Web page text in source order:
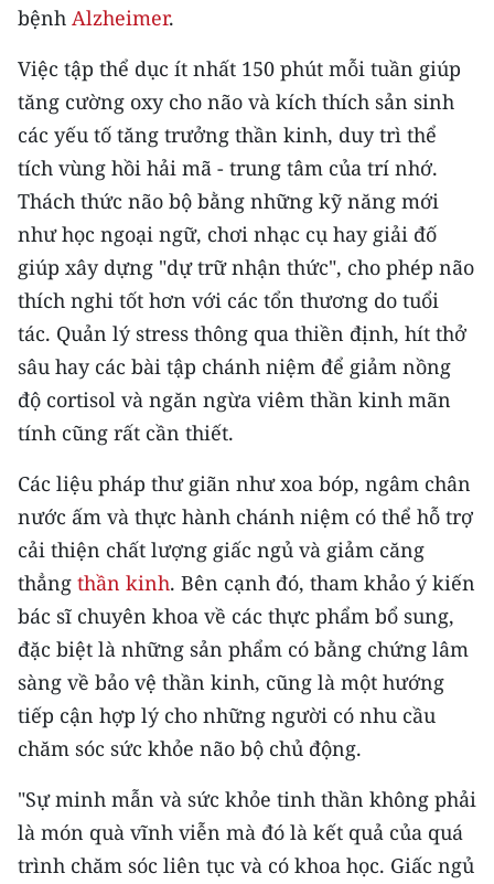
bệnh Alzheimer.
Việc tập thể dục ít nhất 150 phút mỗi tuần giúp
tăng cường oxy cho não và kích thích sản sinh
các yếu tố tăng trưởng thần kinh, duy trì thể
tích vùng hồi hải mã - trung tâm của trí nhớ.
Thách thức não bộ bằng những kỹ năng mới
như học ngoại ngữ, chơi nhạc cụ hay giải đố
giúp xây dựng "dự trữ nhận thức", cho phép não
thích nghi tốt hơn với các tổn thương do tuổi
tác. Quản lý stress thông qua thiền định, hít thở
sâu hay các bài tập chánh niệm để giảm nồng
độ cortisol và ngăn ngừa viêm thần kinh mãn
tính cũng rất cần thiết.
Các liệu pháp thư giãn như xoa bóp, ngâm chân
nước ấm và thực hành chánh niệm có thể hỗ trợ
cải thiện chất lượng giấc ngủ và giảm căng
thẳng thần kinh. Bên cạnh đó, tham khảo ý kiến
bác sĩ chuyên khoa về các thực phẩm bổ sung,
đặc biệt là những sản phẩm có bằng chứng lâm
sàng về bảo vệ thần kinh, cũng là một hướng
tiếp cận hợp lý cho những người có nhu cầu
chăm sóc sức khỏe não bộ chủ động.
"Sự minh mẫn và sức khỏe tinh thần không phải
là món quà vĩnh viễn mà đó là kết quả của quá
trình chăm sóc liên tục và có khoa học. Giấc ngủ